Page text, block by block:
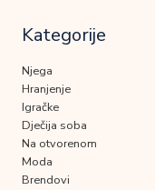
Kategorije
Njega
Hranjenje
Igračke
Dječija soba
Na otvorenom
Moda
Brendovi